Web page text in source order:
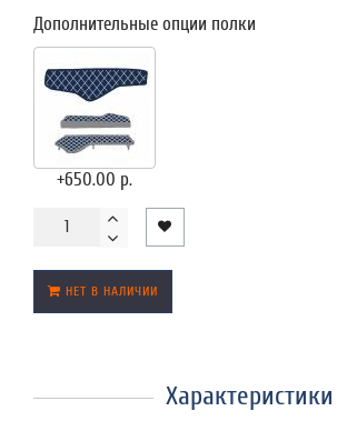
Дополнительные опции полки
+650.00 р.
НЕТ В НАЛИЧИИ
Характеристики